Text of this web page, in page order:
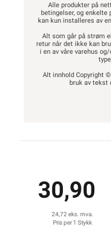
Alle produkter på
betingelser, og
kan kun installeres av
Alt som går på strøm
retur når det ikke kan
i en av våre varehus
Alt innhold Copyright
bruk av tekst
30,90
24,72 eks. mva.
Pris per 1 Stykk